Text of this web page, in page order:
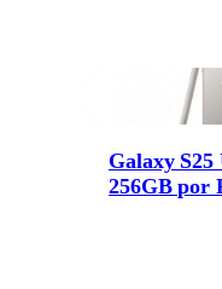
Galaxy
256GB por